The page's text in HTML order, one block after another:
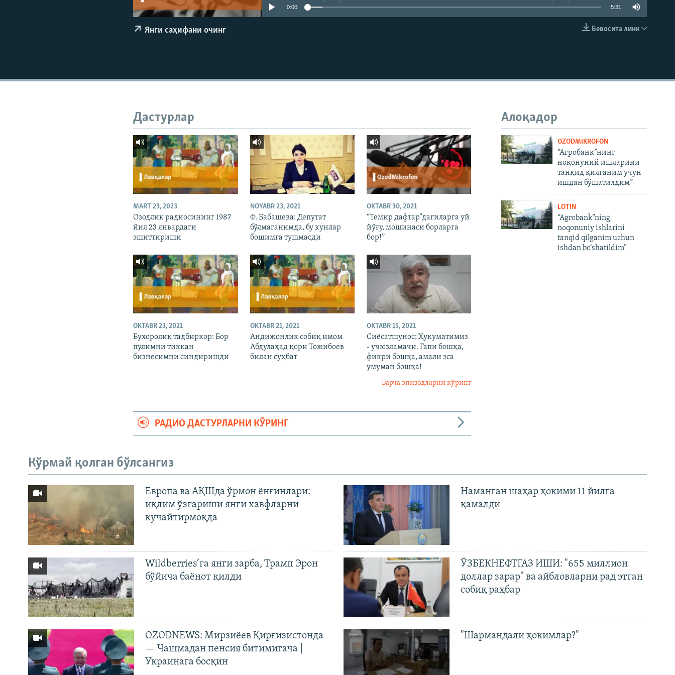
0:00 5:31
Бевосита линк
Янги саҳифани очинг
Алоқадор
OZODMIKROFON
“Агробанк”нинг
ноқонуний ишларини
танқид қилганим учун
ишдан бўшатилдим”
LOTIN
“Agrobank”ning
noqonuniy ishlarini
tanqid qilganim uchun
ishdan bo‘shatildim”
Дастурлар
MART 23, 2023
Озодлик радиосининг 1987
йил 23 январдаги
эшиттириши
NOYABR 23, 2021
Ф. Бабашева: Депутат
бўлмаганимда, бу кунлар
бошимга тушмасди
OKTABR 30, 2021
“Темир дафтар”дагиларга уй
йўғу, мошинаси борларга
бор!”
OKTABR 23, 2021
Бухоролик тадбиркор: Бор
пулимни тиккан
бизнесимни синдиришди
OKTABR 21, 2021
Андижонлик собиқ имом
Абдулаҳад қори Тожибоев
билан суҳбат
OKTABR 15, 2021
Сиёсатшунос: Ҳукуматимиз
- учюзламачи. Гапи бошқа,
фикри бошқа, амали эса
умуман бошқа!
Барча эпизодларни кўринг
РАДИО ДАСТУРЛАРНИ КЎРИНГ
Кўрмай қолган бўлсангиз
Европа ва АҚШда ўрмон ёнғинлари:
иқлим ўзгариши янги хавфларни
кучайтирмоқда
Wildberries’га янги зарба, Трамп Эрон
бўйича баёнот қилди
OZODNEWS: Мирзиёев Қирғизистонда
— Чашмадан пенсия битимигача |
Украинага босқин
Наманган шаҳар ҳокими 11 йилга
қамалди
ЎЗБЕКНЕФТГАЗ ИШИ: "655 миллион
доллар зарар" ва айбловларни рад этган
собиқ раҳбар
"Шармандали ҳокимлар?"